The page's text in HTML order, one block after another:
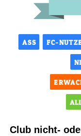
Club nicht-
ASS FC-